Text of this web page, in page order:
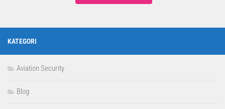
KATEGORI
Aviation Security
Blog